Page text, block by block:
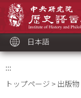
ッ
ク
日本語
:::
トップページ > 出版物